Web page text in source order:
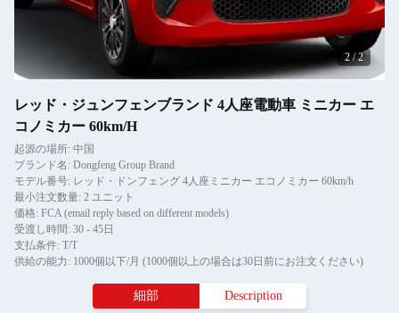
2/2
レッド・ジュンフェンブランド 4人座電動車 ミニカー エ
コノミカー 60km/H
起源の場所: 中国
ブランド名: Dongfeng Group Brand
モデル番号: レッド・ドンフェング 4人座ミニカー エコノミカー 60km/h
最小注文数量: 2 ユニット
価格: FCA (email reply based on different models)
受渡し時間: 30 - 45日
支払条件: T/T
供給の能力: 1000個以下/月 (1000個以上の場合は30日前にお注文ください)
細部 Description